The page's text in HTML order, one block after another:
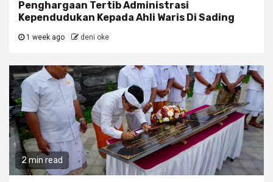
Penghargaan Tertib Administrasi
Kependudukan Kepada Ahli Waris Di Sading
1 week ago deni oke
2 min read